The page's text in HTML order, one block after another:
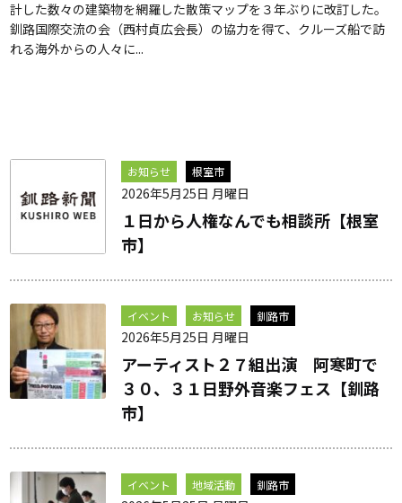
計した数々の建築物を網羅した散策マップを３年ぶりに改訂した。
釧路国際交流の会（西村貞広会長）の協力を得て、クルーズ船で訪
れる海外からの人々に...
お知らせ 根室市
2026年5月25日 月曜日
１日から人権なんでも相談所【根室
市】
イベント お知らせ 釧路市
2026年5月25日 月曜日
アーティスト２７組出演 阿寒町で
３０、３１日野外音楽フェス【釧路
市】
イベント 地域活動 釧路市